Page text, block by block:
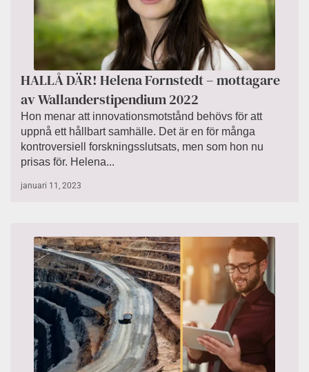
HALLÅ DÄR! Helena Fornstedt – mottagare
av Wallanderstipendium 2022
Hon menar att innovationsmotstånd behövs för att
uppnå ett hållbart samhälle. Det är en för många
kontroversiell forskningsslutsats, men som hon nu
prisas för. Helena...
januari 11, 2023